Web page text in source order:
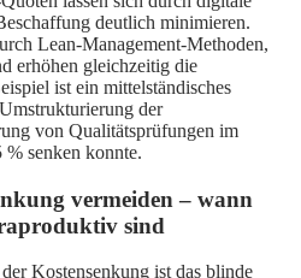
deutlich minimieren.
Lean-Management-Methoden,
erhöhen gleichzeitig die
ist ein mittelständisches
der
von Qualitätsprüfungen im
% senken konnte.
vermeiden – wann
sind
Kostensenkung ist das blinde